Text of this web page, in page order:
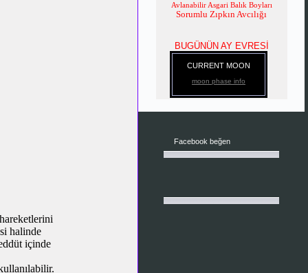
halinde
içinde
Avlanabilir Asgari Balık Boyları
Sorumlu Zıpkın Avcılığı
BUGÜNÜN AY EVRESİ
CURRENT MOON
moon phase info
Facebook beğen